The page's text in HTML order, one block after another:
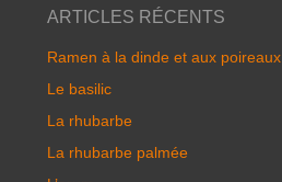
ARTICLES RÉCENTS
Ramen à la dinde et aux poireaux
Le basilic
La rhubarbe
La rhubarbe palmée